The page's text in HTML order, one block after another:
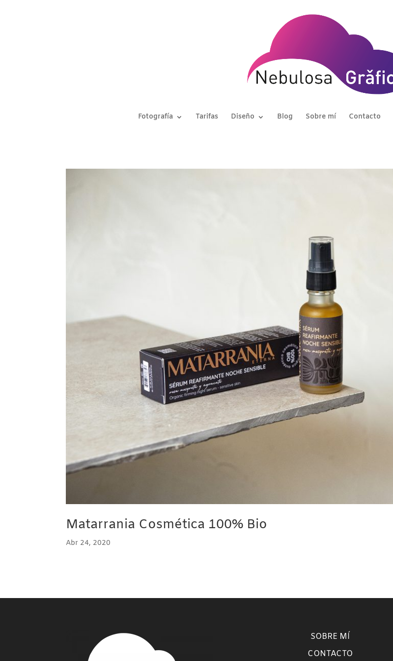
Fotografía Tarifas Diseño Blog Sobre mí Contacto
Matarrania Cosmética 100% Bio
Abr 24, 2020
SOBRE MÍ
CONTACTO